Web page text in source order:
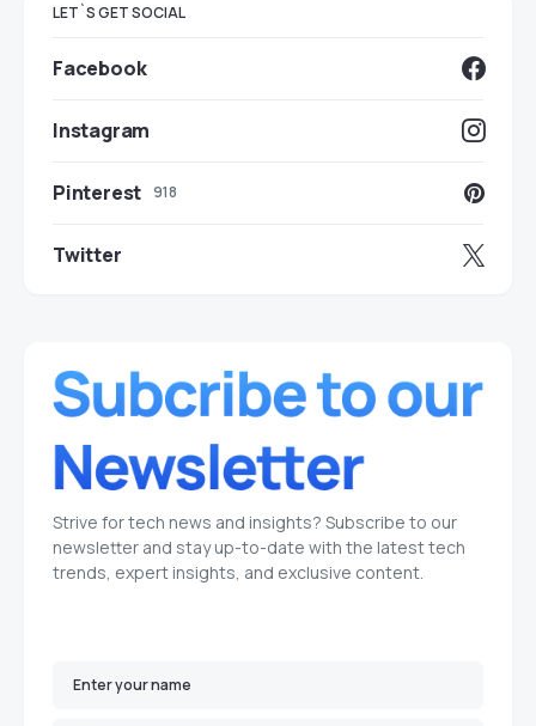
LET`S GET SOCIAL
Facebook
Instagram
Pinterest 918
Twitter
Strive for tech news and insights? Subscribe to our
newsletter and stay up-to-date with the latest tech
trends, expert insights, and exclusive content.